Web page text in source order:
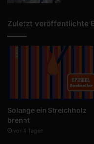
Zuletzt veröffentlichte
Solange ein Streichholz
brennt
vor 4 Tagen